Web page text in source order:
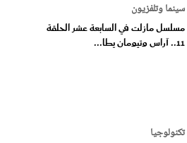
سينما وتلفزيون
مسلسل مازلت في السابعة عشر الحلقة
11.. آراس وتيومان يطا...
تكنولوجيا